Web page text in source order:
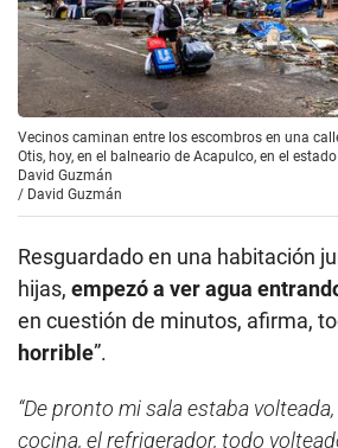
Vecinos caminan entre los escombros en una
Otis, hoy, en el balneario de Acapulco, en el
David Guzmán
/ David Guzmán
Resguardado en una habitación
hijas, empezó a ver agua
en cuestión de minutos, afirma,
horrible”.
“De pronto mi sala estaba
cocina, el refrigerador, todo